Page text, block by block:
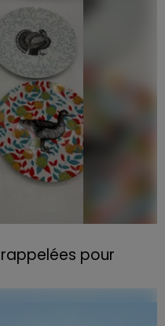
pour
deux assiettes en